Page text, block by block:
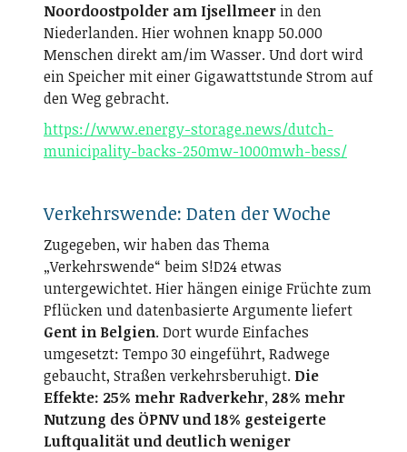
Noordoostpolder am Ijsellmeerin den
Niederlanden. Hier wohnen knapp 50.000
Menschen direkt am/im Wasser. Und dort wird
ein Speicher mit einer Gigawattstunde Strom auf
den Weg gebracht.
https://www.energy-storage.news/dutch-
municipality-backs-250mw-1000mwh-bess/
Verkehrswende: Daten der Woche
Zugegeben, wir haben das Thema
„Verkehrswende“ beim S!D24 etwas
untergewichtet. Hier hängen einige Früchte zum
Pflücken und datenbasierte Argumente liefert
Gent in Belgien. Dort wurde Einfaches
umgesetzt: Tempo 30 eingeführt, Radwege
gebaucht, Straßen verkehrsberuhigt. Die
Effekte: 25% mehr Radverkehr, 28% mehr
Nutzung des ÖPNV und 18% gesteigerte
Luftqualität und deutlich weniger